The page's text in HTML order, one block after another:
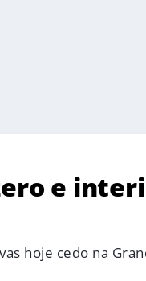
e
hoje cedo na